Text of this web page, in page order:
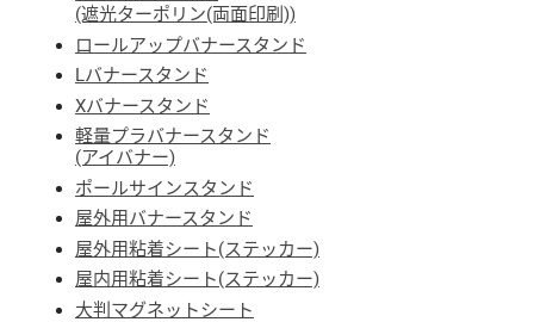
(遮光ターポリン(両面印刷))
ロールアップバナースタンド
Lバナースタンド
Xバナースタンド
軽量プラバナースタンド
(アイバナー)
ポールサインスタンド
屋外用バナースタンド
屋外用粘着シート(ステッカー)
屋内用粘着シート(ステッカー)
大判マグネットシート